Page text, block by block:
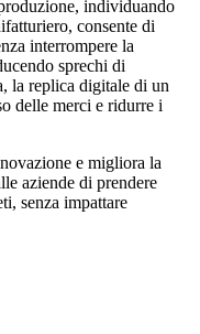
individuando
consente di
interrompere la
sprechi di
la replica digitale di un
delle merci e ridurre i
e migliora la
aziende di prendere
senza impattare